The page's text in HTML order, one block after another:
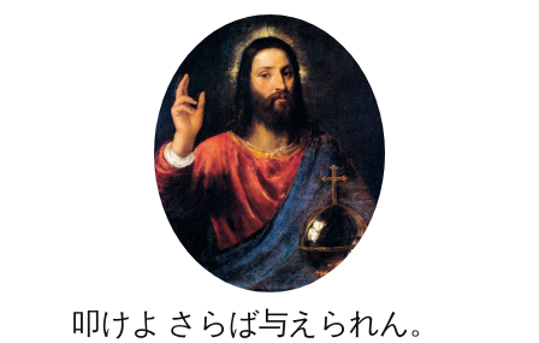
叩けよ さらば与えられん。